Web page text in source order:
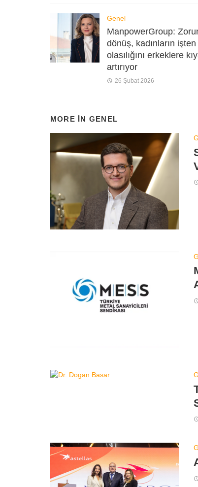
Genel
ManpowerGroup:
dönüş, kadınların işten
olasılığını erkeklere
artırıyor
26 Şubat 2026
MORE IN GENEL